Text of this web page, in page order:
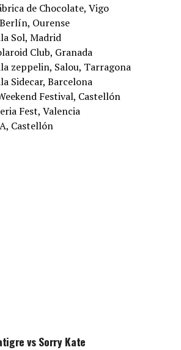
de Chocolate, Vigo
Ourense
Sol, Madrid
Club, Granada
zeppelin, Salou, Tarragona
Sidecar, Barcelona
Festival, Castellón
Fest, Valencia
Castellón
vs Sorry Kate